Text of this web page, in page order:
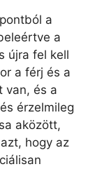
a
a
újra fel kell
a férj és a
van, és a
érzelmileg
aközött,
hogy az